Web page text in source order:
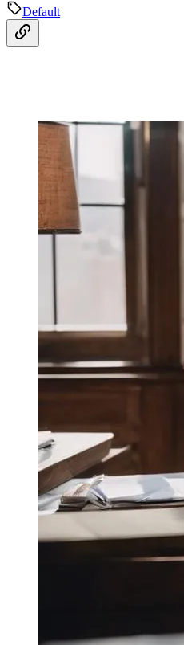
Default